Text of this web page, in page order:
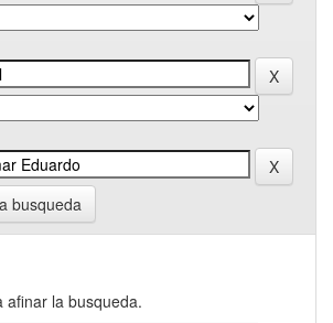
busqueda
afinar la busqueda.